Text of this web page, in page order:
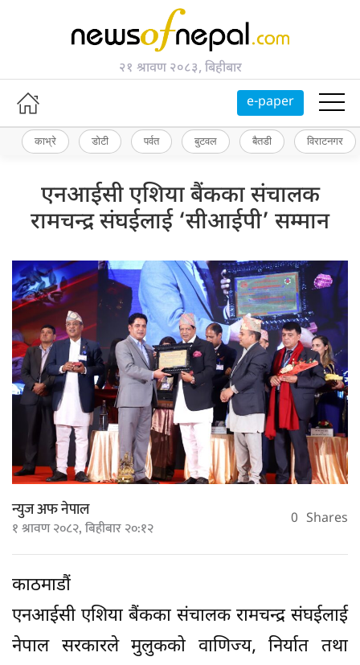
२१ श्रावण २०८३, बिहीबार
e-paper
काभ्रे डोटी पर्वत बुटवल बैतडी विराटनगर
एनआईसी एशिया बैंकका संचालक
रामचन्द्र संघईलाई ‘सीआईपी’ सम्मान
न्युज अफ नेपाल
१ श्रावण २०८२, बिहीबार २०:१२ 0 Shares
काठमाडौं
एनआईसी एशिया बैंकका संचालक रामचन्द्र संघईलाई
नेपाल सरकारले मुलुकको वाणिज्य, निर्यात तथा